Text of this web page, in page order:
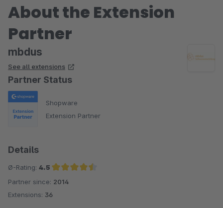
About the Extension
Partner
mbdus
See all extensions
Partner Status
Shopware
Extension Partner
Details
Ø-Rating: 4.5
Average rating of 4.5 out of 5 stars
Partner since: 2014
Extensions: 36